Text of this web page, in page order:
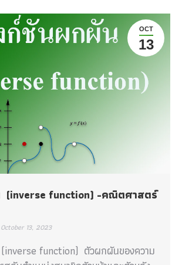
OCT
13
(inverse function) -คณิตศาสตร์
October 13, 2023
function) ตัวผกผันของความ